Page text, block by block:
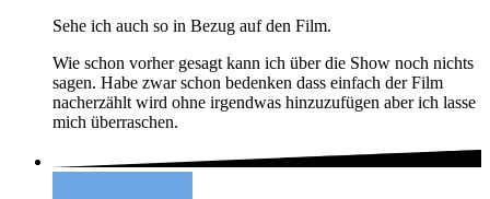
Sehe ich auch so in Bezug auf den Film.
Wie schon vorher gesagt kann ich über die Show noch nichts
sagen. Habe zwar schon bedenken dass einfach der Film
nacherzählt wird ohne irgendwas hinzuzufügen aber ich lasse
mich überraschen.